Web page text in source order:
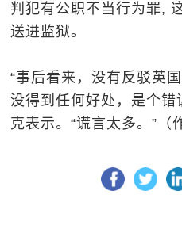
判犯有公职不当行为罪,
送进监狱。
“事后看来，没有反驳英
没得到任何好处，是个错
克表示。“谎言太多。”（